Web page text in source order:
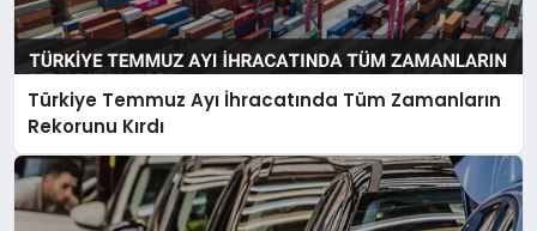
Türkiye Temmuz Ayı İhracatında Tüm Zamanların
Rekorunu Kırdı